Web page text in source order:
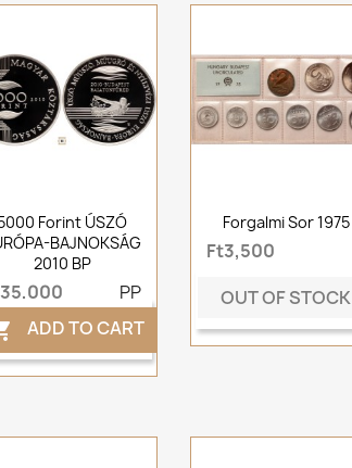
Forint ÚSZÓ
BAJNOKSÁG
2010 BP
PP
ADD TO CART
Forgalmi Sor 1975
Ft3,500
OUT OF STOCK